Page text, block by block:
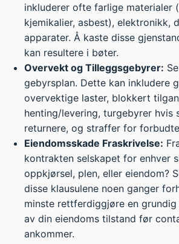
inkluderer ofte farlige materialer
kjemikalier, asbest), elektronikk,
apparater. Å kaste disse
kan resultere i bøter.
Overvekt og Tilleggsgebyrer:
gebyrsplan. Dette kan inkludere
overvektige laster, blokkert
henting/levering, turgebyrer hvis
returnere, og straffer for
Eiendomsskade Fraskrivelse:
kontrakten selskapet for enhver
oppkjørsel, plen, eller eiendom?
disse klausulene noen ganger
minste rettferdiggjøre en
av din eiendoms tilstand før
ankommer.